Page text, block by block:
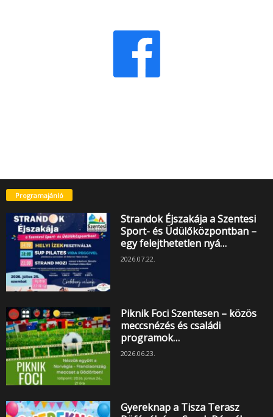
Programajánló
Strandok Éjszakája a Szentesi
Sport- és Üdülőközpontban –
egy felejthetetlen nyá…
2026.07.22.
Piknik Foci Szentesen – közös
meccsnézés és családi
programok…
2026.06.23.
Gyereknap a Tisza Terasz